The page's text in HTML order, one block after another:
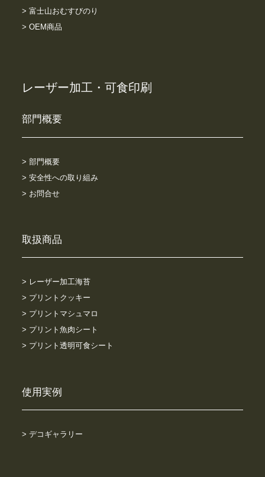
> 富士山おむすびのり
> OEM商品
レーザー加工・可食印刷
部門概要
> 部門概要
> 安全性への取り組み
> お問合せ
取扱商品
> レーザー加工海苔
> プリントクッキー
> プリントマシュマロ
> プリント魚肉シート
> プリント透明可食シート
使用実例
> デコギャラリー